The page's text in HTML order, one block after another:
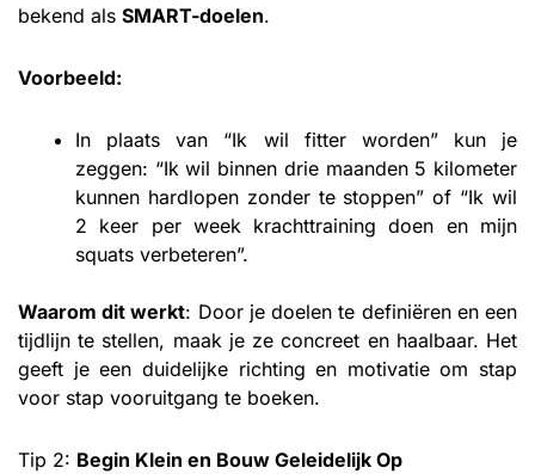
bekend als SMART-doelen.
Voorbeeld:
In plaats van “Ik wil fitter worden” kun je
zeggen: “Ik wil binnen drie maanden 5 kilometer
kunnen hardlopen zonder te stoppen” of “Ik wil
2 keer per week krachttraining doen en mijn
squats verbeteren”.
Waarom dit werkt: Door je doelen te definiëren en een
tijdlijn te stellen, maak je ze concreet en haalbaar. Het
geeft je een duidelijke richting en motivatie om stap
voor stap vooruitgang te boeken.
Tip 2: Begin Klein en Bouw Geleidelijk Op